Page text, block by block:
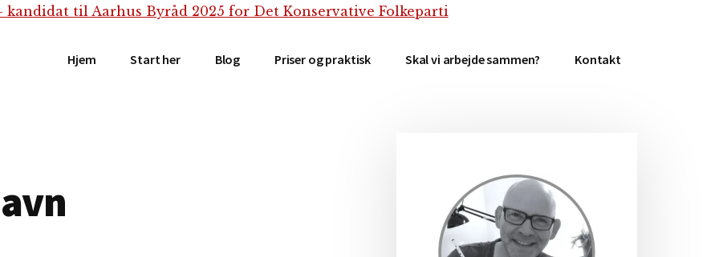
Hjem Start her Blog Priser og praktisk Skal vi arbejde sammen? Kontakt
Primær
Sidebar